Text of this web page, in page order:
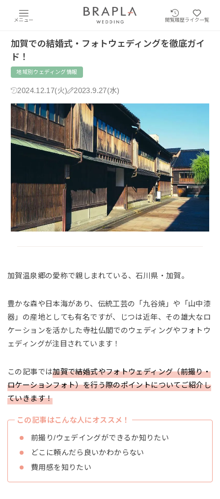
メニュー 閲覧履歴ライク一覧
加賀での結婚式・フォトウェディングを徹底ガイ
ド！
地域別ウェディング情報
2024.12.17(火) 2023.9.27(水)
加賀温泉郷の愛称で親しまれている、石川県・加賀。
豊かな森や日本海があり、伝統工芸の「九谷焼」や「山中漆
器」の産地としても有名ですが、じつは近年、その雄大なロ
ケーションを活かした寺社仏閣でのウェディングやフォトウ
ェディングが注目されています！
この記事では加賀で結婚式やフォトウェディング（前撮り・
ロケーションフォト）を行う際のポイントについてご紹介し
ていきます！
この記事はこんな人にオススメ！
前撮り/ウェデイングができるか知りたい
どこに頼んだら良いかわからない
費用感を知りたい